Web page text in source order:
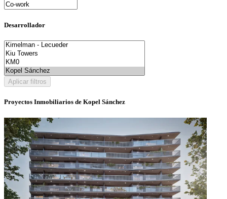
Desarrollador
Aplicar filtros
Proyectos Inmobiliarios de Kopel Sánchez